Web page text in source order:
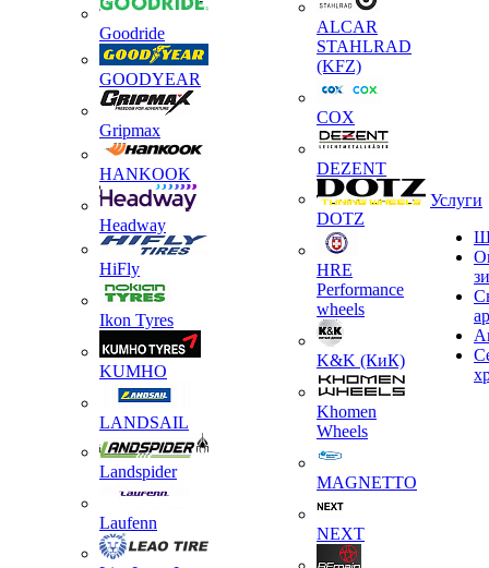
Goodride
GOODYEAR
Gripmax
HANKOOK
Headway
HiFly
Ikon Tyres
KUMHO
LANDSAIL
Landspider
Laufenn
ALCAR
STAHLRAD
(KFZ)
COX
DEZENT
DOTZ
HRE
Performance
wheels
K&K (КиК)
Khomen
Wheels
MAGNETTO
NEXT
Услуги